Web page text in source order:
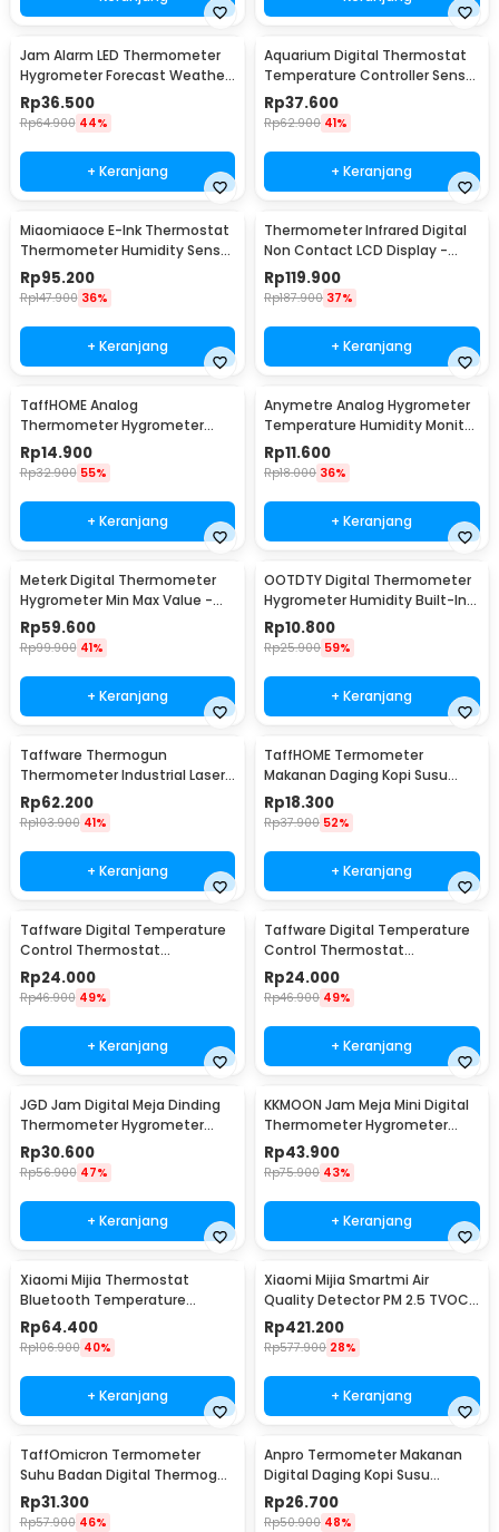
Jam Alarm LED Thermometer
Hygrometer Forecast Weather
Station - 2159T
Rp36.500
Rp64.900 44%
+ Keranjang
Aquarium Digital Thermostat
Temperature Controller Sensor
Multifungsi - STC-1000
Rp37.600
Rp62.900 41%
+ Keranjang
Miaomiaoce E-Ink Thermostat
Thermometer Humidity Sensor
- MHO-C201
Rp95.200
Rp147.900 36%
+ Keranjang
Thermometer Infrared Digital
Non Contact LCD Display -
600S
Rp119.900
Rp187.900 37%
+ Keranjang
TaffHOME Analog
Thermometer Hygrometer
Temperature Humidity -
TH101B
Rp14.900
Rp32.900 55%
+ Keranjang
Anymetre Analog Hygrometer
Temperature Humidity Monitor
- TH-108
Rp11.600
Rp18.000 36%
+ Keranjang
Meterk Digital Thermometer
Hygrometer Min Max Value -
CJ-3305F
Rp59.600
Rp99.900 41%
+ Keranjang
OOTDTY Digital Thermometer
Hygrometer Humidity Built-In
Probe - SD583
Rp10.800
Rp25.900 59%
+ Keranjang
Taffware Thermogun
Thermometer Industrial Laser
Infrared NonContact - CX6000
Rp62.200
Rp103.900 41%
+ Keranjang
TaffHOME Termometer
Makanan Daging Kopi Susu
Analog Single Probe - D9144
Rp18.300
Rp37.900 52%
+ Keranjang
Taffware Digital Temperature
Control Thermostat
Microcomputer 12V - XH-W3001
Rp24.000
Rp46.900 49%
+ Keranjang
Taffware Digital Temperature
Control Thermostat
Microcomputer 220V - XH-
W3001
Rp24.000
Rp46.900 49%
+ Keranjang
JGD Jam Digital Meja Dinding
Thermometer Hygrometer
Sensor - ZL20
Rp30.600
Rp56.900 47%
+ Keranjang
KKMOON Jam Meja Mini Digital
Thermometer Hygrometer
Weather Station - CX220
Rp43.900
Rp75.900 43%
+ Keranjang
Xiaomi Mijia Thermostat
Bluetooth Temperature
Humidity Thermometer 2 -
LYWSD03MMC
Rp64.400
Rp106.900 40%
+ Keranjang
Xiaomi Mijia Smartmi Air
Quality Detector PM 2.5 TVOC
C02 - KQJCY02QP
Rp421.200
Rp577.900 28%
+ Keranjang
TaffOmicron Termometer
Suhu Badan Digital Thermogun
Infrared Memory - AD801
Rp31.300
Rp57.900 46%
Anpro Termometer Makanan
Digital Daging Kopi Susu
Foldable 1 Probe - BW-188
Rp26.700
Rp50.900 48%